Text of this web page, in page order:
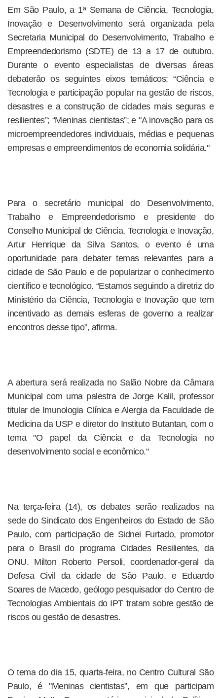
Em São Paulo, a 1ª Semana de Ciência, Tecnologia,
Inovação e Desenvolvimento será organizada pela
Secretaria Municipal do Desenvolvimento, Trabalho e
Empreendedorismo (SDTE) de 13 a 17 de outubro.
Durante o evento especialistas de diversas áreas
debaterão os seguintes eixos temáticos: “Ciência e
Tecnologia e participação popular na gestão de riscos,
desastres e a construção de cidades mais seguras e
resilientes”; “Meninas cientistas”; e "A inovação para os
microempreendedores individuais, médias e pequenas
empresas e empreendimentos de economia solidária."
Para o secretário municipal do Desenvolvimento,
Trabalho e Empreendedorismo e presidente do
Conselho Municipal de Ciência, Tecnologia e Inovação,
Artur Henrique da Silva Santos, o evento é uma
oportunidade para debater temas relevantes para a
cidade de São Paulo e de popularizar o conhecimento
científico e tecnológico. “Estamos seguindo a diretriz do
Ministério da Ciência, Tecnologia e Inovação que tem
incentivado as demais esferas de governo a realizar
encontros desse tipo”, afirma.
A abertura será realizada no Salão Nobre da Câmara
Municipal com uma palestra de Jorge Kalil, professor
titular de Imunologia Clínica e Alergia da Faculdade de
Medicina da USP e diretor do Instituto Butantan, com o
tema "O papel da Ciência e da Tecnologia no
desenvolvimento social e econômico."
Na terça-feira (14), os debates serão realizados na
sede do Sindicato dos Engenheiros do Estado de São
Paulo, com participação de Sidnei Furtado, promotor
para o Brasil do programa Cidades Resilientes, da
ONU. Milton Roberto Persoli, coordenador-geral da
Defesa Civil da cidade de São Paulo, e Eduardo
Soares de Macedo, geólogo pesquisador do Centro de
Tecnologias Ambientais do IPT tratam sobre gestão de
riscos ou gestão de desastres.
O tema do dia 15, quarta-feira, no Centro Cultural São
Paulo, é "Meninas cientistas”, em que participam